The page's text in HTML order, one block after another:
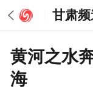
甘肃频
黄河之水
海